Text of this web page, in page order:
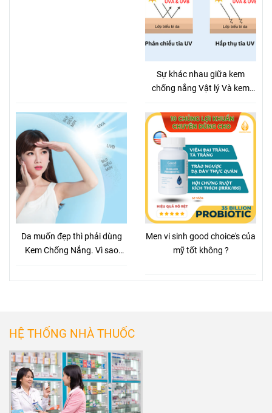
Sự khác nhau giữa kem
chống nắng Vật lý Và kem
Da muốn đẹp thì phải dùng
Kem Chống Nắng. Vì sao
Men vi sinh good choice's của
mỹ tốt không ?
HỆ THỐNG NHÀ THUỐC